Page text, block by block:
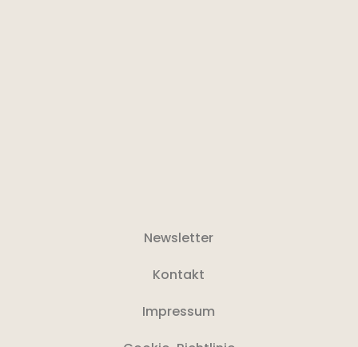
Newsletter
Kontakt
Impressum